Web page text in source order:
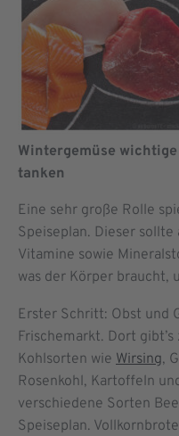
Wintergemüse
tanken
Eine sehr große Rolle
Speiseplan. Dieser
Vitamine sowie
was der Körper braucht,
Erster Schritt: Obst und
Frischemarkt. Dort
Kohlsorten wie Wirsing,
Rosenkohl, Kartoffeln
verschiedene Sorten
Speiseplan.